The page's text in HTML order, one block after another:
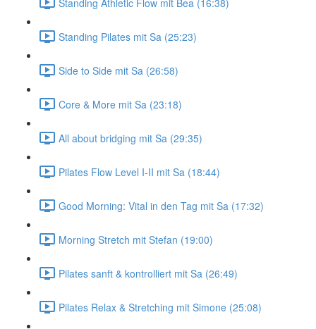
Standing Pilates mit Sa (25:23)
Side to Side mit Sa (26:58)
Core & More mit Sa (23:18)
All about bridging mit Sa (29:35)
Pilates Flow Level I-II mit Sa (18:44)
Good Morning: Vital in den Tag mit Sa (17:32)
Morning Stretch mit Stefan (19:00)
Pilates sanft & kontrolliert mit Sa (26:49)
Pilates Relax & Stretching mit Simone (25:08)